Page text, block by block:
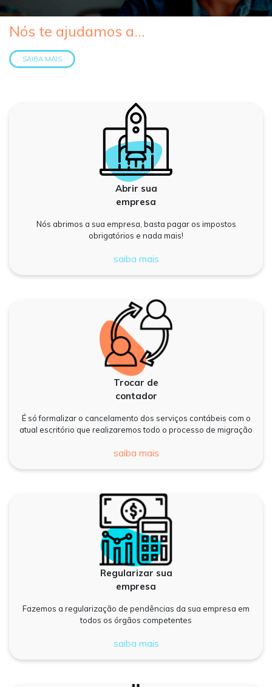
Nós te ajudamos a...
SAIBA MAIS
Abrir sua
empresa
Nós abrimos a sua empresa, basta pagar os impostos
obrigatórios e nada mais!
saiba mais
Trocar de
contador
É só formalizar o cancelamento dos serviços contábeis com o
atual escritório que realizaremos todo o processo de migração
saiba mais
Regularizar sua
empresa
Fazemos a regularização de pendências da sua empresa em
todos os órgãos competentes
saiba mais